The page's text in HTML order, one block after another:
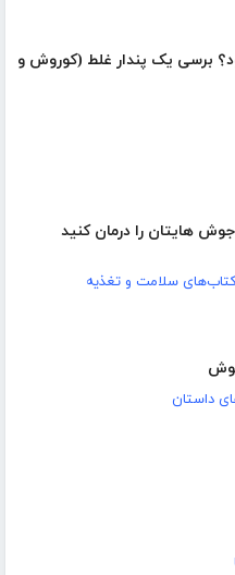
برسی یک پندار غلط (کوروش و
هایتان را درمان کنید
سلامت و تغذیه
داستان